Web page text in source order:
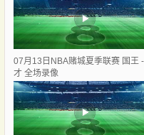
07月13日NBA赌城夏季联赛 国王
才 全场录像